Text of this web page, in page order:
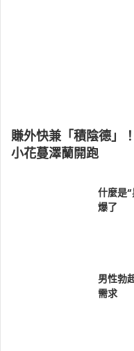
賺外快兼「積陰德」
小花蔓澤蘭開跑
什麼是
爆了
男性勃
需求